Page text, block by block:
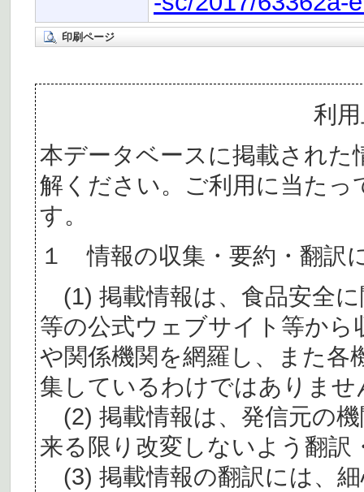
印刷ページ
利
本データベースに掲載された
解ください。ご利用に当た
す。
１ 情報の収集・要約・翻訳
(1) 掲載情報は、食品安全
等の公式ウェブサイト等か
や関係機関を網羅し、また各
集しているわけではありませ
(2) 掲載情報は、発信元の
来る限り改変しないよう翻訳
(3) 掲載情報の翻訳には、